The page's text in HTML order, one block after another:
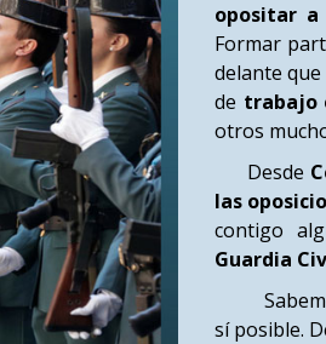
opositar a
Formar
delante
de trabajo
otros
Desde
las
contigo
Guardia
Sabemos
sí posible.